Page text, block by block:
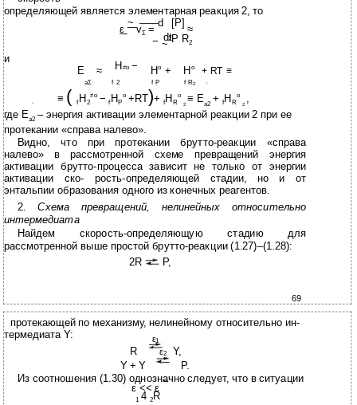
определяющей является элементарная реакция 2, то
ε
~
vΣ=
d
dt
[P]
≈
− ~2P R2
и
E
aΣ
≈ H ≠o− Ho + H o + RT ≡
f 2 f P f R2
≡ (f H 2
≠o − fHP
o +RT)+ fH R
o
2 ≡ Ea2 + fH R
o
2 ,
где Ea2 – энергия активации элементарной реакции 2 при ее
протекании «справа налево».
Видно, что при протекании брутто-реакции «справа
налево» в рассмотренной схеме превращений энергия
активации брутто-процесса зависит не только от энергии
активации ско- рость-определяющей стадии, но и от
энтальпии образования одного из конечных реагентов.
2.Схема превращений, нелинейных относительно
интермедиата
Найдем скорость-определяющую стадию для
рассмотренной выше простой брутто-реакции (1.27)–(1.28):
2R
P,
69
протекающей по механизму, нелинейному относительно ин-
термедиата Y:
ε1
Y,
R ε2
Y + Y
P.
Из соотношения (1.30) однозначно следует, что в ситуации
ε << ε
~
14 2R